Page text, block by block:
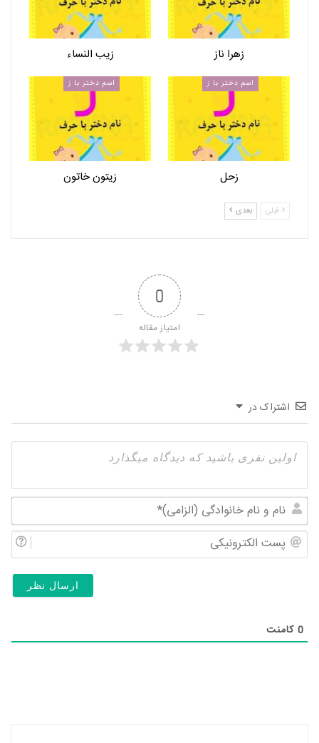
زهرا ناز زیب النساء
اسم دختر با ز
زحل
اسم دختر با ز
زیتون خاتون
قبلی بعدی
0
امتیاز مقاله
اشتراک در
و
0 کامنت